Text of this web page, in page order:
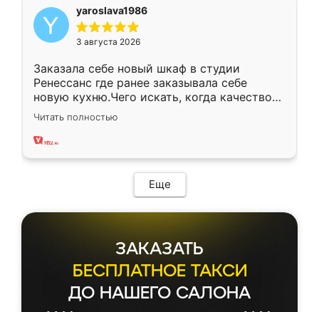
yaroslava1986
3 августа 2026
Заказала себе новый шкаф в студии
Ренессанс где ранее заказывала себе
новую кухню.Чего искать, когда качеством
вполне довольна. Служит кухня уже почти
два года, нареканий нет.
Читать полностью
Еще
ЗАКАЗАТЬ
БЕСПЛАТНОЕ ТАКСИ
ДО НАШЕГО САЛОНА